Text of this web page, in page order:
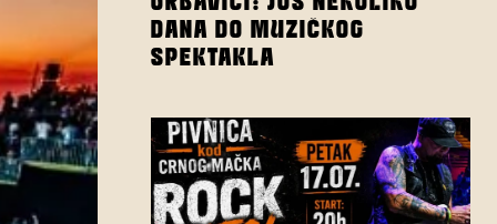
DANA DO MUZIČKOG
SPEKTAKLA